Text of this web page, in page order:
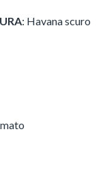
: Havana scuro